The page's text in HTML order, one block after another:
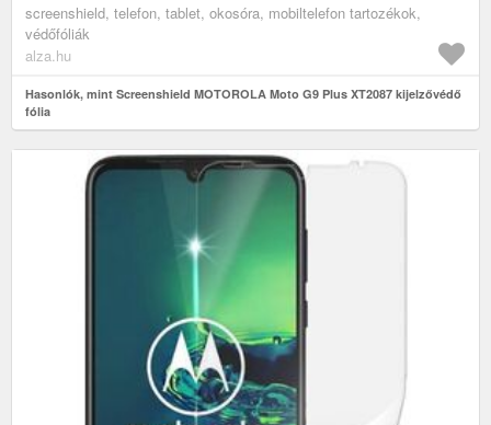
screenshield, telefon, tablet, okosóra, mobiltelefon tartozékok,
védőfóliák
alza.hu
Hasonlók, mint Screenshield MOTOROLA Moto G9 Plus XT2087 kijelzővédő
fólia